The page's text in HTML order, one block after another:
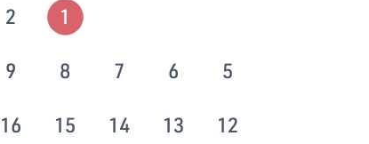
1
2
5
6
7
8
9
12
13
14
15
16